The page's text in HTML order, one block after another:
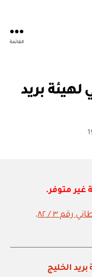
القائمة
لهيئة بريد
متوفر.
رقم ٣ / ٨٢ .
بريد الخليج